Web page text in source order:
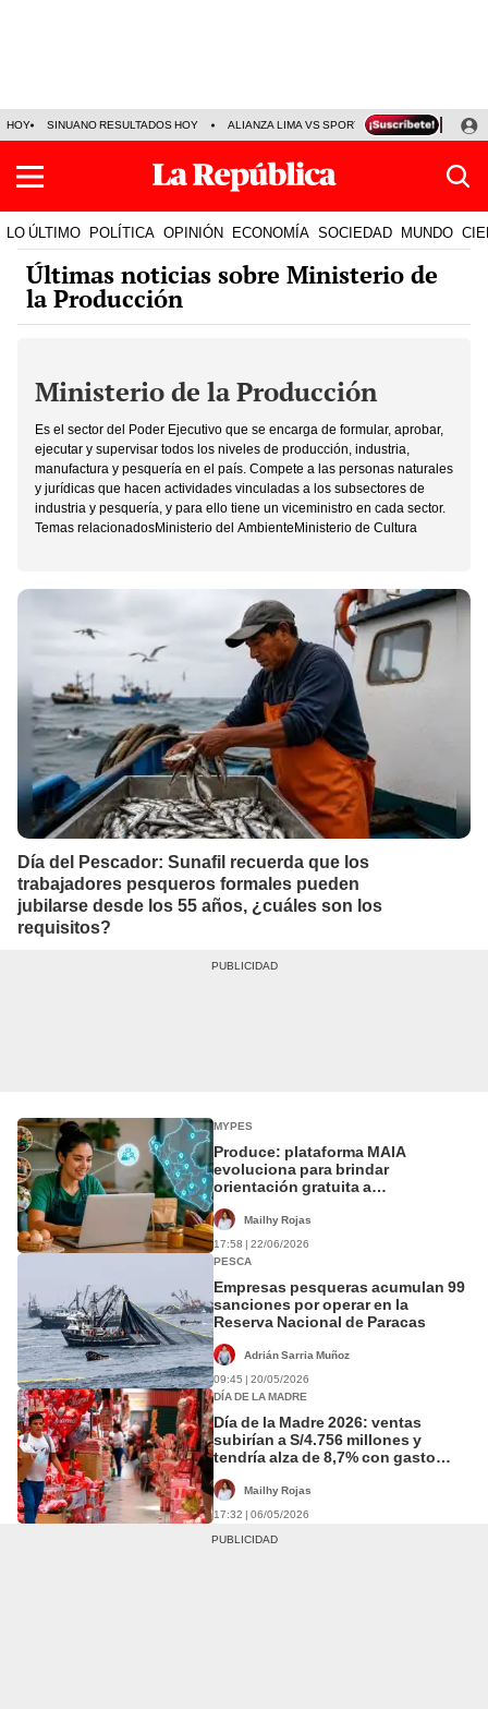
HOY SINUANO RESULTADOS HOY ALIANZA LIMA VS SPORT BOYS JORGE
LO ÚLTIMO POLÍTICA OPINIÓN ECONOMÍA SOCIEDAD MUNDO
Últimas noticias sobre Ministerio de
la Producción
Ministerio de la Producción
Es el sector del Poder Ejecutivo que se encarga de formular, aprobar,
ejecutar y supervisar todos los niveles de producción, industria,
manufactura y pesquería en el país. Compete a las personas naturales
y jurídicas que hacen actividades vinculadas a los subsectores de
industria y pesquería, y para ello tiene un viceministro en cada sector.
Temas relacionadosMinisterio del AmbienteMinisterio de Cultura
Día del Pescador: Sunafil recuerda que los
trabajadores pesqueros formales pueden
jubilarse desde los 55 años, ¿cuáles son los
requisitos?
MYPES
Produce: plataforma MAIA
evoluciona para brindar
orientación gratuita a
todo el país, ¿qué servicios
incorpora?
Mailhy Rojas
17:58 | 22/06/2026
PESCA
Empresas pesqueras acumulan 99
sanciones por operar en la
Reserva Nacional de Paracas
Adrián Sarria Muñoz
09:45 | 20/05/2026
DÍA DE LA MADRE
Día de la Madre 2026: ventas
subirían a S/4.756 millones y
tendría alza de 8,7% con gasto
Mailhy Rojas
17:32 | 06/05/2026